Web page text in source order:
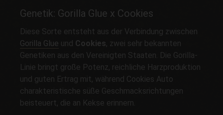
Genetik: Gorilla Glue x Cookies
Diese Sorte entsteht aus der Verbindung zwischen
Gorilla Glue und Cookies, zwei sehr bekannten
Genetiken aus den Vereinigten Staaten. Die Gorilla-
Linie bringt große Potenz, reichliche Harzproduktion
und guten Ertrag mit, während Cookies Auto
charakteristische süße Geschmacksrichtungen
beisteuert, die an Kekse erinnern.